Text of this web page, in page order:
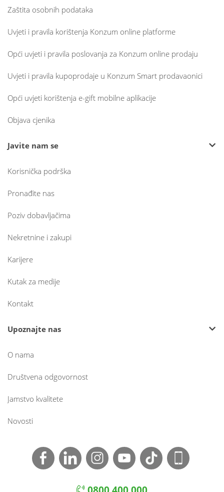
Zaštita osobnih podataka
Uvjeti i pravila korištenja Konzum online platforme
Opći uvjeti i pravila poslovanja za Konzum online prodaju
Uvjeti i pravila kupoprodaje u Konzum Smart prodavaonici
Opći uvjeti korištenja e-gift mobilne aplikacije
Objava cjenika
Javite nam se
Korisnička podrška
Pronađite nas
Poziv dobavljačima
Nekretnine i zakupi
Karijere
Kutak za medije
Kontakt
Upoznajte nas
O nama
Društvena odgovornost
Jamstvo kvalitete
Novosti